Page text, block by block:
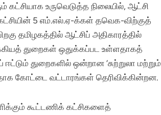
உருவெடுத்த நிலையில், ஆட்சி
5 எம்.எல்.ஏ-க்கள் தவெக-விற்குத்
தமிழகத்தில் ஆட்சிப் அதிகாரத்தில்
துறைகள் ஒதுக்கப்பட உள்ளதாகத்
துறைகளில் ஒன்றான ‘சுற்றுலா மற்றும்
கோட்டை வட்டாரங்கள் தெரிவிக்கின்றன.
கூட்டணிக் கட்சிகளைத்